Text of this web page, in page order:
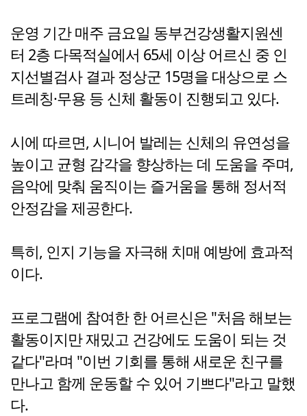
운영 기간 매주 금요일 동부건강생활지원센
터 2층 다목적실에서 65세 이상 어르신 중 인
지선별검사 결과 정상군 15명을 대상으로 스
트레칭·무용 등 신체 활동이 진행되고 있다.
시에 따르면, 시니어 발레는 신체의 유연성을
높이고 균형 감각을 향상하는 데 도움을 주며,
음악에 맞춰 움직이는 즐거움을 통해 정서적
안정감을 제공한다.
특히, 인지 기능을 자극해 치매 예방에 효과적
이다.
프로그램에 참여한 한 어르신은 "처음 해보는
활동이지만 재밌고 건강에도 도움이 되는 것
같다"라며 "이번 기회를 통해 새로운 친구를
만나고 함께 운동할 수 있어 기쁘다"라고 말했
다.